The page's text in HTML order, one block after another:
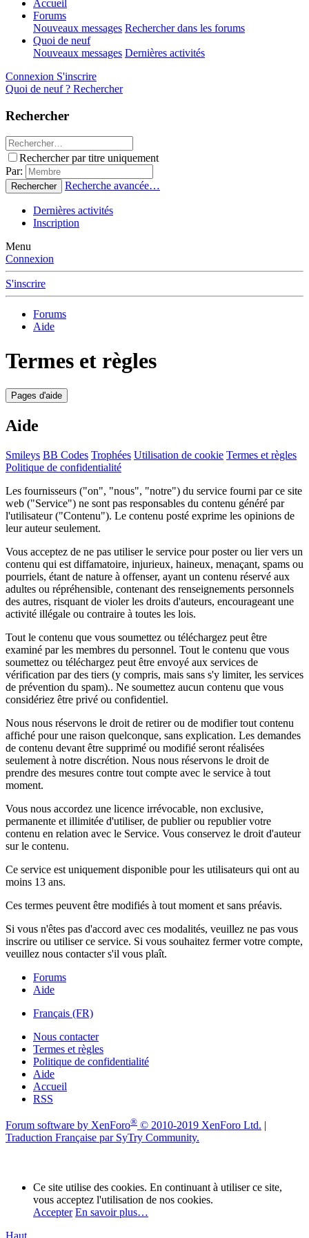
Accueil
Forums
Nouveaux messages Rechercher dans les forums
Quoi de neuf
Nouveaux messages Dernières activités
Connexion S'inscrire
Quoi de neuf ? Rechercher
Rechercher
Rechercher par titre uniquement
Par:
Rechercher Recherche avancée…
Dernières activités
Inscription
Menu
Connexion
S'inscrire
Forums
Aide
Termes et règles
Pages d'aide
Aide
Smileys BB Codes Trophées Utilisation de cookie Termes et règles
Politique de confidentialité
Les fournisseurs ("on", "nous", "notre") du service fourni par ce site
web ("Service") ne sont pas responsables du contenu généré par
l'utilisateur ("Contenu"). Le contenu posté exprime les opinions de
leur auteur seulement.
Vous acceptez de ne pas utiliser le service pour poster ou lier vers un
contenu qui est diffamatoire, injurieux, haineux, menaçant, spams ou
pourriels, étant de nature à offenser, ayant un contenu réservé aux
adultes ou répréhensible, contenant des renseignements personnels
des autres, risquant de violer les droits d'auteurs, encourageant une
activité illégale ou contraire à toutes les lois.
Tout le contenu que vous soumettez ou téléchargez peut être
examiné par les membres du personnel. Tout le contenu que vous
soumettez ou téléchargez peut être envoyé aux services de
vérification par des tiers (y compris, mais sans s'y limiter, les services
de prévention du spam).. Ne soumettez aucun contenu que vous
considériez être privé ou confidentiel.
Nous nous réservons le droit de retirer ou de modifier tout contenu
affiché pour une raison quelconque, sans explication. Les demandes
de contenu devant être supprimé ou modifié seront réalisées
seulement à notre discrétion. Nous nous réservons le droit de
prendre des mesures contre tout compte avec le service à tout
moment.
Vous nous accordez une licence irrévocable, non exclusive,
permanente et illimitée d'utiliser, de publier ou republier votre
contenu en relation avec le Service. Vous conservez le droit d'auteur
sur le contenu.
Ce service est uniquement disponible pour les utilisateurs qui ont au
moins 13 ans.
Ces termes peuvent être modifiés à tout moment et sans préavis.
Si vous n'êtes pas d'accord avec ces modalités, veuillez ne pas vous
inscrire ou utiliser ce service. Si vous souhaitez fermer votre compte,
veuillez nous contacter s'il vous plaît.
Forums
Aide
Français (FR)
Nous contacter
Termes et règles
Politique de confidentialité
Aide
Accueil
RSS
Forum software by XenForo® © 2010-2019 XenForo Ltd.
Traduction Française par SyTry Community.
Ce site utilise des cookies. En continuant à utiliser ce site,
vous acceptez l'utilisation de nos cookies.
Accepter En savoir plus…